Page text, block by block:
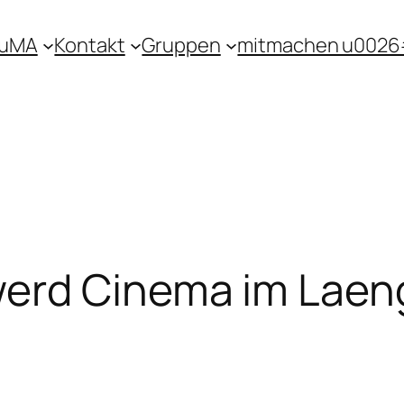
Kontakt Gruppen mitmachen
Cinema im